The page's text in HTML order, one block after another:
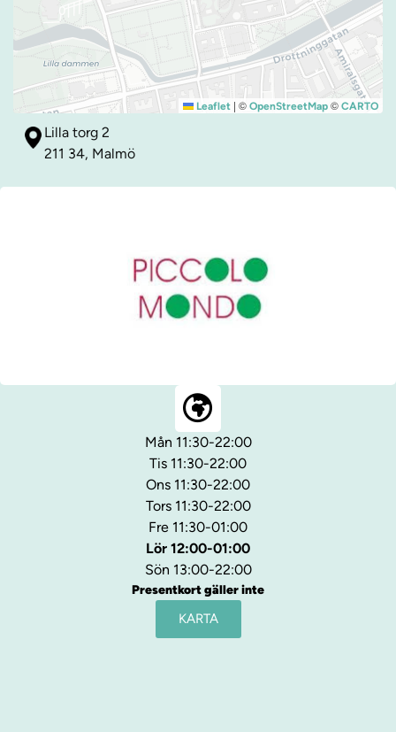
Leaflet | © OpenStreetMap © CARTO
Lilla torg 2
211 34, Malmö
Mån 11:30-22:00
Tis 11:30-22:00
Ons 11:30-22:00
Tors 11:30-22:00
Fre 11:30-01:00
Lör 12:00-01:00
Sön 13:00-22:00
Presentkort gäller inte
KARTA